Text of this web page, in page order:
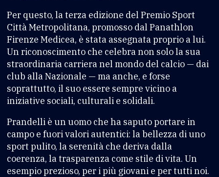
Per questo, la terza edizione del Premio Sport
Città Metropolitana, promosso dal Panathlon
Firenze Medicea, è stata assegnata proprio a lui.
Un riconoscimento che celebra non solo la sua
straordinaria carriera nel mondo del calcio — dai
club alla Nazionale — ma anche, e forse
soprattutto, il suo essere sempre vicino a
iniziative sociali, culturali e solidali.
Prandelli è un uomo che ha saputo portare in
campo e fuori valori autentici: la bellezza di uno
sport pulito, la serenità che deriva dalla
coerenza, la trasparenza come stile di vita. Un
esempio prezioso, per i più giovani e per tutti noi.